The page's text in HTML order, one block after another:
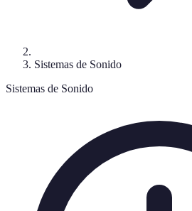
Sistemas de Sonido
Sistemas de Sonido